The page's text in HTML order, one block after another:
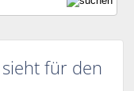
für den